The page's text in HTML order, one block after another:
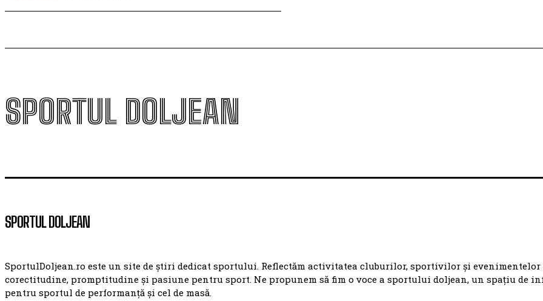
SPORTUL DOLJEAN
SPORTUL DOLJEAN
SportulDoljean.ro este un site de știri dedicat sportului. Reflectăm activitatea cluburilor, sportivilor și
corectitudine, promptitudine și pasiune pentru sport. Ne propunem să fim o voce a sportului doljean, un spațiu de
pentru sportul de performanță și cel de masă.